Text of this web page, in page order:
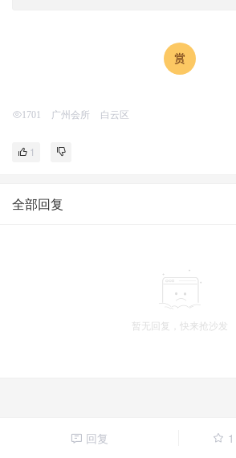
1701 广州会所 白云区
1
全部回复
暂无回复，快来抢沙发
回复 1